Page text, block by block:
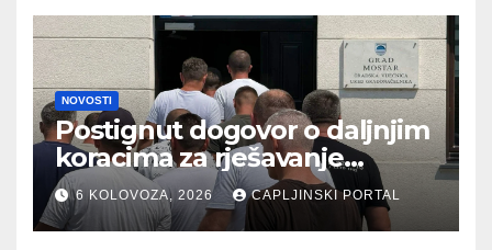
NOVOSTI
Postignut dogovor o daljnjim
koracima za rješavanje
statusa otpuštenih radnika
Komunalnog
6 KOLOVOZA, 2026 CAPLJINSKI PORTAL